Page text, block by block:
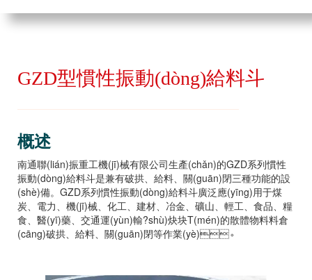
GZD型慣性振動(dòng)給料斗
概述
南通聯(lián)振重工機(jī)械有限公司生產(chǎn)的GZD系列慣性
振動(dòng)給料斗是兼有破拱、給料、關(guān)閉三種功能的設
(shè)備。GZD系列慣性振動(dòng)給料斗廣泛應(yīng)用于煤
炭、電力、機(jī)械、化工、建材、冶金、礦山、輕工、食品、糧
食、醫(yī)藥、交通運(yùn)輸?shù)炔块T(mén)的散體物料料倉
(cāng)破拱、給料、關(guān)閉等作業(yè)。